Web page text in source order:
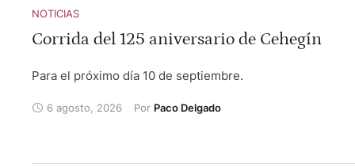
Cristian Pérez y Alejandro Chicharro.
NOTICIAS
Corrida del 125 aniversario de Cehegín
Para el próximo día 10 de septiembre.
6 agosto, 2026 Por Paco Delgado